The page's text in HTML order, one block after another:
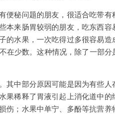
便秘问题的朋友，很适合吃带有
本来肠胃较弱的朋友，吃东西
的水果，一次吃得过多很容易
在少数。这种情况，除了一部
其中部分原因可能是因为有些
果稀释了胃液引起上消化道中的
伤；水果中单宁、多酚等抗营